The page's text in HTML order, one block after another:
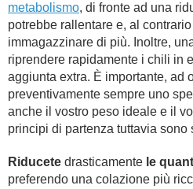
metabolismo, di fronte ad una
potrebbe rallentare e, al
immagazzinare di più. Inoltre,
riprendere rapidamente i chili in
aggiunta extra. È importante, ad
preventivamente sempre uno
anche il vostro peso ideale e il
principi di partenza tuttavia sono
Riducete drasticamente le
preferendo una colazione più